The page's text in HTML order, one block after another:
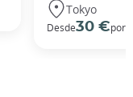
Tokyo
Desde30 €por